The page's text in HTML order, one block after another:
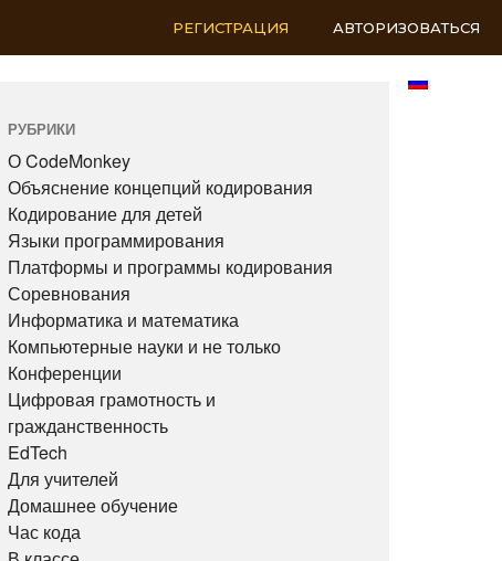
РЕГИСТРАЦИЯ АВТОРИЗОВАТЬСЯ
РУБРИКИ
О CodeMonkey
Объяснение концепций кодирования
Кодирование для детей
Языки программирования
Платформы и программы кодирования
Соревнования
Информатика и математика
Компьютерные науки и не только
Конференции
Цифровая грамотность и
гражданственность
EdTech
Для учителей
Домашнее обучение
Час кода